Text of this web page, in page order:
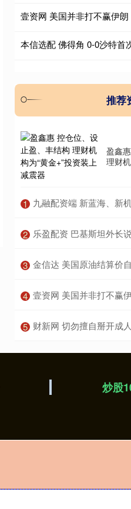
推荐
盈鑫
理财
1 九融配资端 新蓝海、新机遇！
2 乐盈配资 巴基斯坦外长
3 金信达 美国原油结算价自
4 壹资网 美国并非打不赢伊朗
5 财新网 切勿擅自掰开成人药片给孩子
炒股